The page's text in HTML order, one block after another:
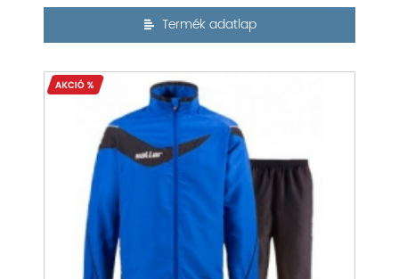
Termék adatlap